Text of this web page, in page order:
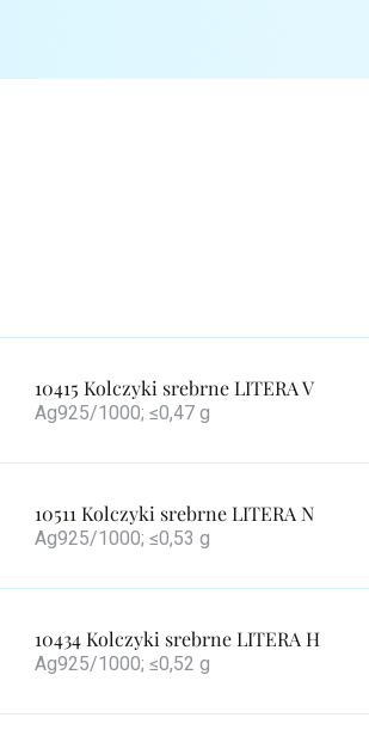
10415 Kolczyki srebrne LITERA V
Ag925/1000; ≤0,47 g
10511 Kolczyki srebrne LITERA N
Ag925/1000; ≤0,53 g
10434 Kolczyki srebrne LITERA H
Ag925/1000; ≤0,52 g